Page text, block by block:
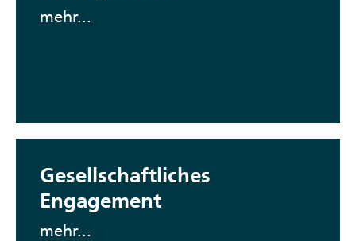
mehr...
Gesellschaftliches
Engagement
mehr...